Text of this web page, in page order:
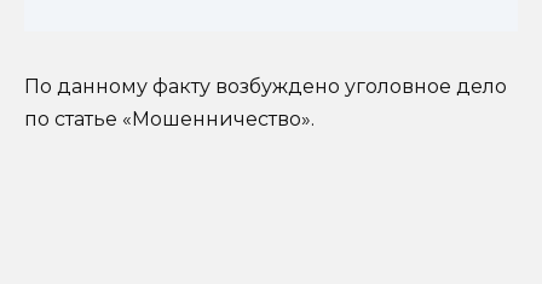
По данному факту возбуждено уголовное дело
по статье «Мошенничество».